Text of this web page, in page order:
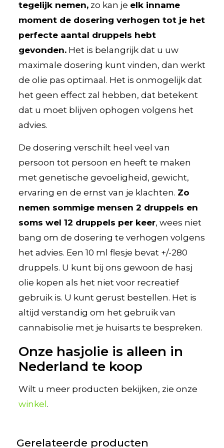
tegelijk nemen,zo kan je elk inname
moment de dosering verhogen tot je het
perfecte aantal druppels hebt
gevonden.Het is belangrijk dat u uw
maximale dosering kunt vinden, dan werkt
de olie pas optimaal. Het is onmogelijk dat
het geen effect zal hebben, dat betekent
dat u moet blijven ophogen volgens het
advies.
De dosering verschilt heel veel van
persoon tot persoon en heeft te maken
met genetische gevoeligheid, gewicht,
ervaring en de ernst van je klachten. Zo
nemen sommige mensen 2 druppels en
soms wel 12 druppels per keer, wees niet
bang om de dosering te verhogen volgens
het advies. Een 10 ml flesje bevat +/-280
druppels. U kunt bij ons gewoon de hasj
olie kopen als het niet voor recreatief
gebruik is. U kunt gerust bestellen. Het is
altijd verstandig om het gebruik van
cannabisolie met je huisarts te bespreken.
Onze hasjolie is alleen in
Nederland te koop
Wilt u meer producten bekijken, zie onze
winkel.
Gerelateerde producten